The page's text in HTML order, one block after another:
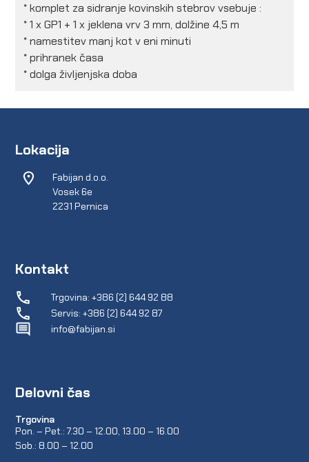
* komplet za sidranje kovinskih stebrov vsebuje :
* 1 x GP1 + 1 x jeklena vrv 3 mm, dolžine 4,5 m
* namestitev manj kot v eni minuti
* prihranek časa
* dolga življenjska doba
Lokacija
Fabijan d.o.o.
Vosek 6e
2231 Pernica
Kontakt
Trgovina: +386 (2) 644 92 88
Servis: +386 (2) 644 92 87
info@fabijan.si
Delovni čas
Trgovina
Pon. – Pet.: 7.30 – 12.00, 13.00 – 16.00
Sob.: 8.00 – 12.00